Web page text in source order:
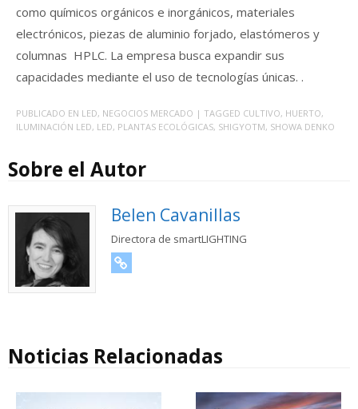
como químicos orgánicos e inorgánicos, materiales
electrónicos, piezas de aluminio forjado, elastómeros y
columnas HPLC. La empresa busca expandir sus
capacidades mediante el uso de tecnologías únicas. .
PUBLICADO EN LED, NEGOCIOS MERCADO | TAGGED CULTIVO, HUERTO,
ILUMINACIÓN LED, LED, PLANTAS ECOLÓGICAS, SHIGYOTM, SHOWA DENKO
Sobre el Autor
Belen Cavanillas
Directora de smartLIGHTING
Noticias Relacionadas